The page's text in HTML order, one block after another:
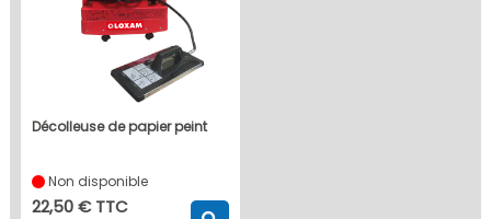
décolleuse de papier peint
Non disponible
22,50 € TTC